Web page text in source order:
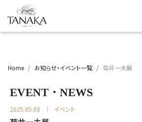
Home お知らせ・イベント一覧 菊井一夫展
EVENT・NEWS
2025.05.08 イベント